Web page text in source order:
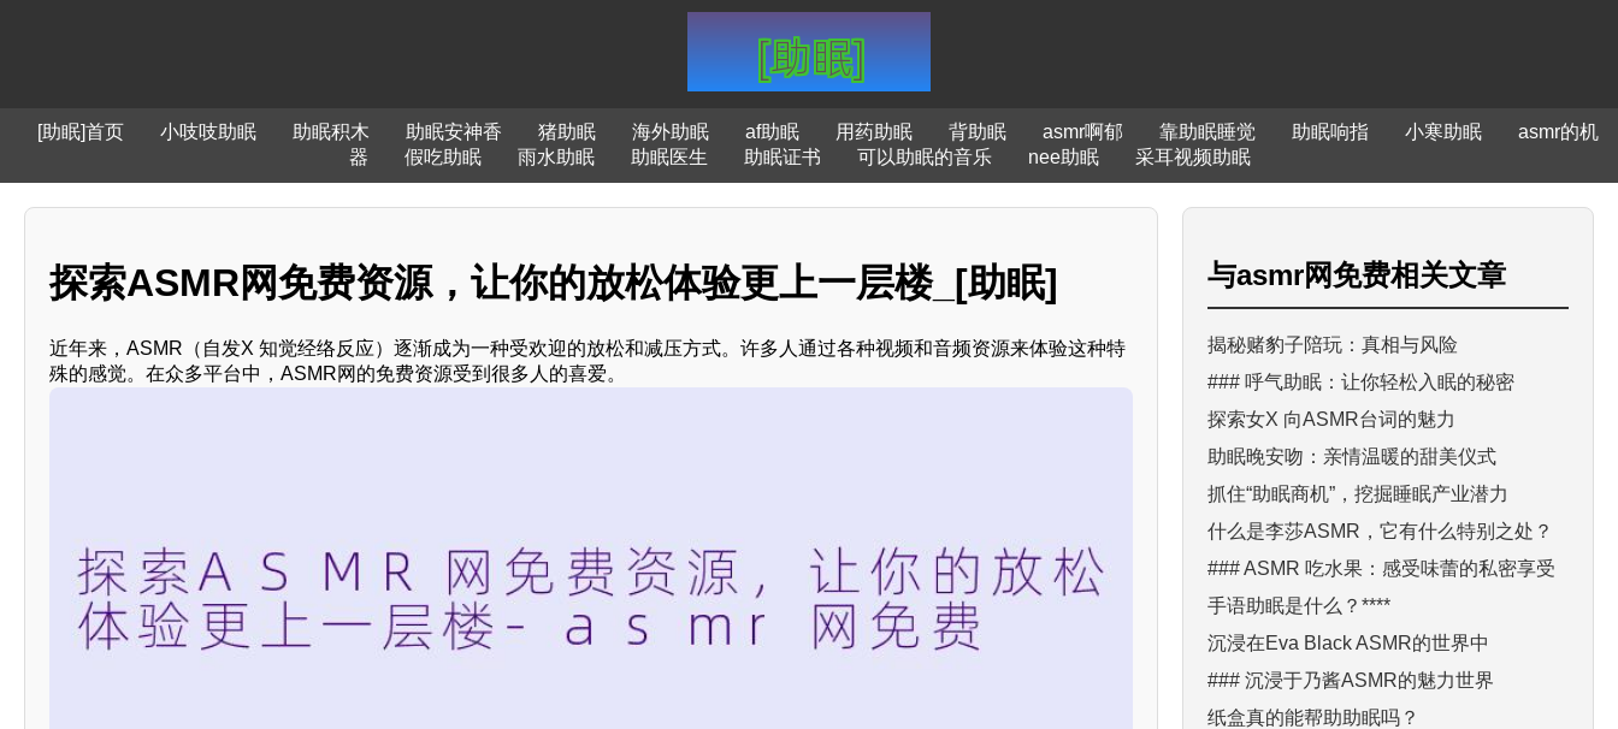
[助眠]首页 小吱吱助眠 助眠积木 助眠安神香 猪助眠 海外助眠 af助眠 用药助眠 背助眠 asmr啊郁 靠助眠睡觉 助眠响指 小寒助眠
asmr的机
器
假吃助眠 雨水助眠 助眠医生 助眠证书 可以助眠的音乐 nee助眠 采耳视频助眠
探索ASMR网免费资源，让你的放松体验更上一层楼_[助眠]
近年来，ASMR（自发X 知觉经络反应）逐渐成为一种受欢迎的放松和减压方式。许多人通过各种视频和音频资源来体验这种特
殊的感觉。在众多平台中，ASMR网的免费资源受到很多人的喜爱。
与asmr网免费相关文章
揭秘赌豹子陪玩：真相与风险
### 呼气助眠：让你轻松入眠的秘密
探索女X 向ASMR台词的魅力
助眠晚安吻：亲情温暖的甜美仪式
抓住“助眠商机”，挖掘睡眠产业潜力
什么是李莎ASMR，它有什么特别之处？
### ASMR 吃水果：感受味蕾的私密享受
手语助眠是什么？****
沉浸在Eva Black ASMR的世界中
### 沉浸于乃酱ASMR的魅力世界
纸盒真的能帮助助眠吗？